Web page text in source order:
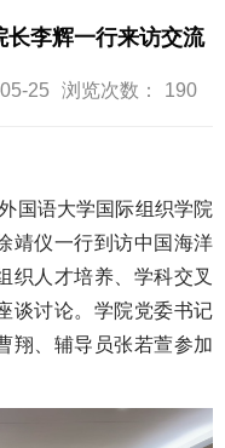
李辉一行来访交流
25 浏览次数： 190
国语大学国际组织学院
靖仪一行到访中国海洋
织人才培养、学科交叉
谈讨论。学院党委书记
翔、辅导员张若萱参加